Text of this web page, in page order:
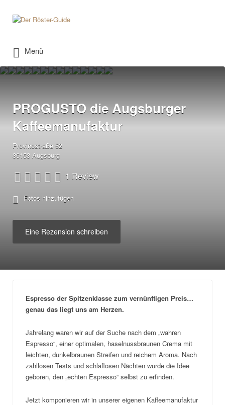
nach:
Menü
PROGUSTO die Augsburger
Kaffeemanufaktur
Provinostraße 52
86153 Augsburg
1 Review
Fotos hinzufügen
Eine Rezension schreiben
Espresso der Spitzenklasse zum vernünftigen Preis…
genau das liegt uns am Herzen.
Jahrelang waren wir auf der Suche nach dem „wahren
Espresso“, einer optimalen, haselnussbraunen Crema mit
leichten, dunkelbraunen Streifen und reichem Aroma. Nach
zahllosen Tests und schlaflosen Nächten wurde die Idee
geboren, den „echten Espresso“ selbst zu erfinden.
Jetzt komponieren wir in unserer eigenen Kaffeemanufaktur